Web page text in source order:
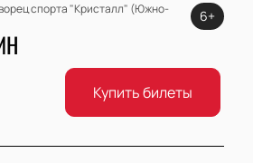
спорта "Кристалл" (Южно-
6+
Купить билеты